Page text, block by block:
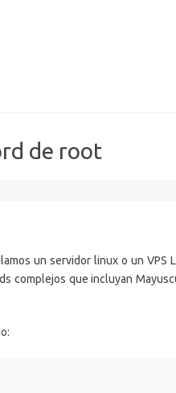
de root
un servidor linux o un VPS
complejos que incluyan